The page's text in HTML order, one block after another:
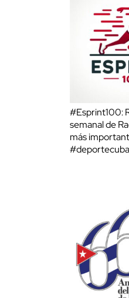
#Esprint100:
semanal de
más